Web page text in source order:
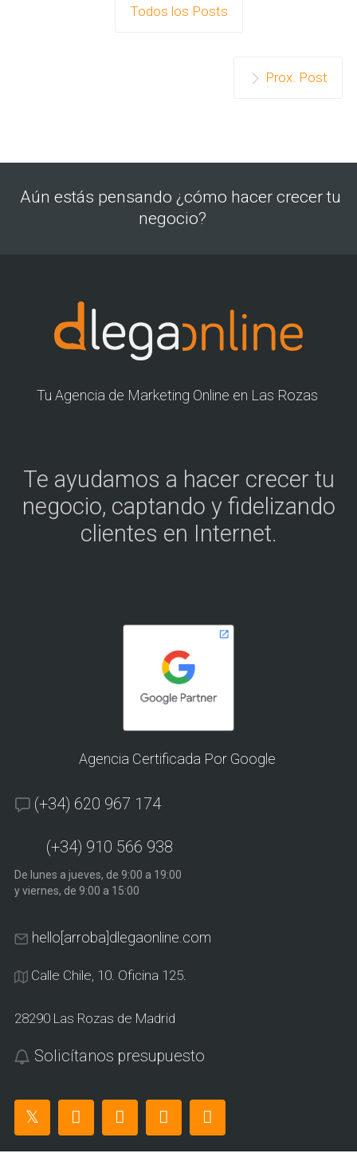
Todos los Posts
Prox. Post
Aún estás pensando ¿cómo hacer crecer tu
negocio?
Tu Agencia de Marketing Online en Las Rozas
Te ayudamos a hacer crecer tu
negocio, captando y fidelizando
clientes en Internet.
Agencia Certificada Por Google
(+34) 620 967 174
(+34) 910 566 938
De lunes a jueves, de 9:00 a 19:00
y viernes, de 9:00 a 15:00
hello[arroba]dlegaonline.com
Calle Chile, 10. Oficina 125.
28290 Las Rozas de Madrid
Solicítanos presupuesto